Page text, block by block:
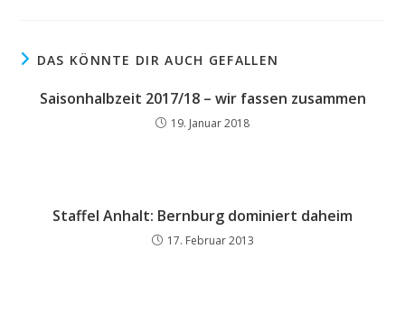
DAS KÖNNTE DIR AUCH GEFALLEN
Saisonhalbzeit 2017/18 – wir fassen zusammen
19. Januar 2018
Staffel Anhalt: Bernburg dominiert daheim
17. Februar 2013